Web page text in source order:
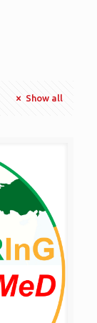
Show all